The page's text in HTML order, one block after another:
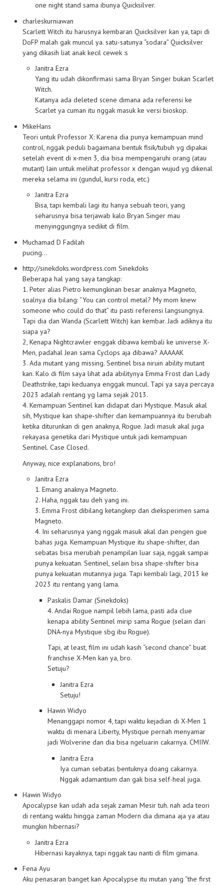
one night stand sama ibunya Quicksilver.
charleskurniawan
Scarlett Witch itu harusnya kembaran Quicksilver kan ya, tapi di
DoFP malah gak muncul ya. satu-satunya “sodara” Quicksilver
yang dikasih liat anak kecil cewek :s
Janitra Ezra
Yang itu udah dikonfirmasi sama Bryan Singer bukan Scarlet
Witch.
Katanya ada deleted scene dimana ada referensi ke
Scarlet ya cuman itu nggak masuk ke versi bioskop.
MikeHans
Teori untuk Professor X: Karena dia punya kemampuan mind
control, nggak peduli bagaimana bentuk fisik/tubuh yg dipakai
setelah event di x-men 3, dia bisa mempengaruhi orang (atau
mutant) lain untuk melihat professor x dengan wujud yg dikenal
mereka selama ini (gundul, kursi roda, etc.)
Janitra Ezra
Bisa, tapi kembali lagi itu hanya sebuah teori, yang
seharusnya bisa terjawab kalo Bryan Singer mau
menyinggungnya sedikit di film.
Muchamad D Fadilah
pucing…
http://sinekdoks.wordpress.com Sinekdoks
Beberapa hal yang saya tangkap:
1. Peter alias Pietro kemungkinan besar anaknya Magneto,
soalnya dia bilang: “You can control metal? My mom knew
someone who could do that” itu pasti referensi langsungnya.
Tapi dia dan Wanda (Scarlett Witch) kan kembar. Jadi adiknya itu
siapa ya?
2, Kenapa Nightcrawler enggak dibawa kembali ke universe X-
Men, padahal Jean sama Cyclops aja dibawa? AAAAAK
3. Ada mutant yang missing. Sentinel bisa niruin ability mutant
kan. Kalo di film saya lihat ada abilitynya Emma Frost dan Lady
Deathstrike, tapi keduanya enggak muncul. Tapi ya saya percaya
2023 adalah rentang yg lama sejak 2013.
4. Kemampuan Sentinel kan didapat dari Mystique. Masuk akal
sih, Mystique kan shape-shifter dan kemampuannya itu berubah
ketika diturunkan di gen anaknya, Rogue. Jadi masuk akal juga
rekayasa genetika dari Mystique untuk jadi kemampuan
Sentinel. Case Closed.
Anyway, nice explanations, bro!
Janitra Ezra
1. Emang anaknya Magneto.
2. Haha, nggak tau deh yang ini.
3. Emma Frost dibilang ketangkep dan dieksperimen sama
Magneto.
4. Ini seharusnya yang nggak masuk akal dan pengen gue
bahas juga. Kemampuan Mystique itu shape-shifter, dan
sebatas bisa merubah penampilan luar saja, nggak sampai
punya kekuatan. Sentinel, selain bisa shape-shifter bisa
punya kekuatan mutannya juga. Tapi kembali lagi, 2013 ke
2023 itu rentang yang lama.
Paskalis Damar (Sinekdoks)
4. Andai Rogue nampil lebih lama, pasti ada clue
kenapa ability Sentinel mirip sama Rogue (selain dari
DNA-nya Mystique sbg ibu Rogue).
Tapi, at least, film ini udah kasih “second chance” buat
franchise X-Men kan ya, bro.
Setuju?
Janitra Ezra
Setuju!
Hawin Widyo
Menanggapi nomor 4, tapi waktu kejadian di X-Men 1
waktu di menara Liberty, Mystique pernah menyamar
jadi Wolverine dan dia bisa ngeluarin cakarnya. CMIIW.
Janitra Ezra
Iya cuman sebatas bentuknya doang cakarnya.
Nggak adamantium dan gak bisa self-heal juga.
Hawin Widyo
Apocalypse kan udah ada sejak zaman Mesir tuh. nah ada teori
di rentang waktu hingga zaman Modern dia dimana aja ya atau
mungkin hibernasi?
Janitra Ezra
Hibernasi kayaknya, tapi nggak tau nanti di film gimana.
Fena Ayu
Aku penasaran banget kan Apocalypse itu mutan yang “the first